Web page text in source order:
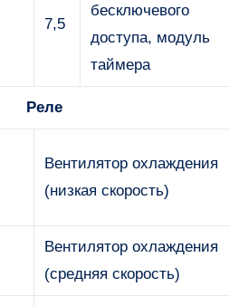
7,5
бесключевого
доступа, модуль
таймера
Реле
Вентилятор охлаждения
(низкая скорость)
Вентилятор охлаждения
(средняя скорость)